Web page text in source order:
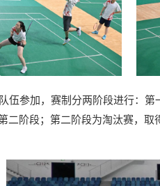
伍参加，赛制分两阶段进行：
二阶段；第二阶段为淘汰赛，